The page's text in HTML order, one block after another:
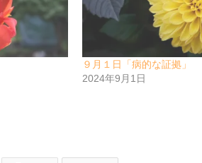
９月１日「病的な証拠」
2024年9月1日